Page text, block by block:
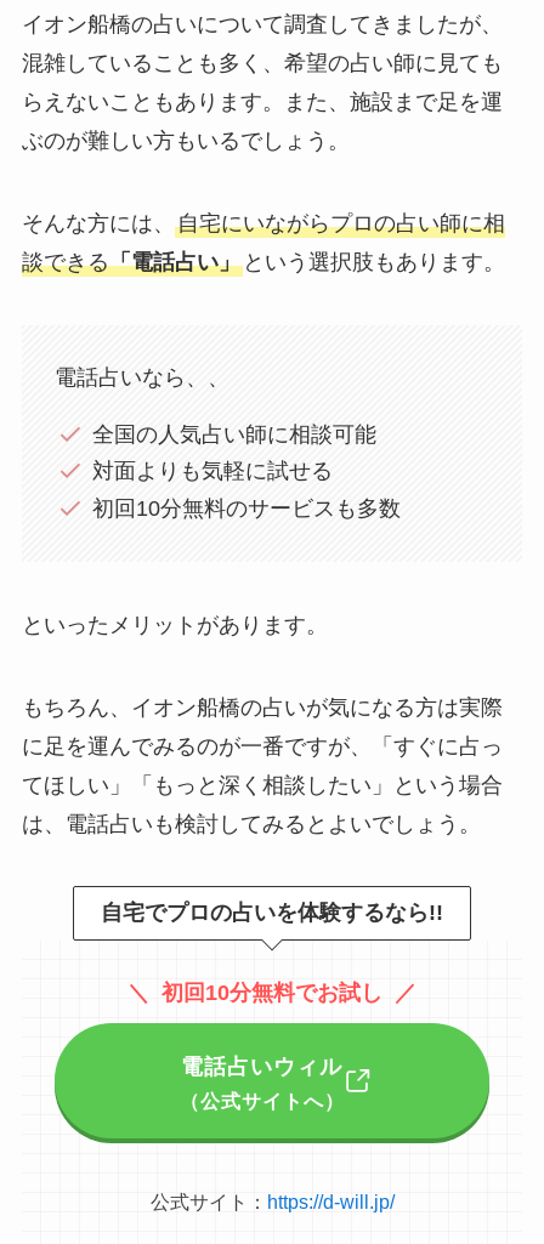
イオン船橋の占いについて調査してきましたが、
混雑していることも多く、希望の占い師に見ても
らえないこともあります。また、施設まで足を運
ぶのが難しい方もいるでしょう。
そんな方には、 自宅にいながらプロの占い師に相
談できる「電話占い」という選択肢もあります。
電話占いなら、、
全国の人気占い師に相談可能
対面よりも気軽に試せる
初回10分無料のサービスも多数
といったメリットがあります。
もちろん、イオン船橋の占いが気になる方は実際
に足を運んでみるのが一番ですが、「すぐに占っ
てほしい」「もっと深く相談したい」という場合
は、電話占いも検討してみるとよいでしょう。
自宅でプロの占いを体験するなら!!
＼ 初回10分無料でお試し ／
電話占いウィル
（公式サイトへ）
公式サイト： https://d-will.jp/